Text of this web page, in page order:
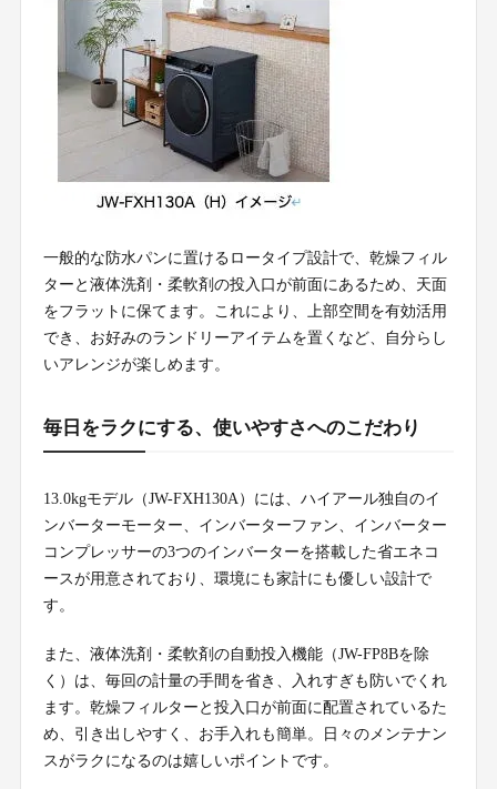
一般的な防水パンに置けるロータイプ設計で、乾燥フィル
ターと液体洗剤・柔軟剤の投入口が前面にあるため、天面
をフラットに保てます。これにより、上部空間を有効活用
でき、お好みのランドリーアイテムを置くなど、自分らし
いアレンジが楽しめます。
毎日をラクにする、使いやすさへのこだわり
13.0kgモデル（JW-FXH130A）には、ハイアール独自のイ
ンバーターモーター、インバーターファン、インバーター
コンプレッサーの3つのインバーターを搭載した省エネコ
ースが用意されており、環境にも家計にも優しい設計で
す。
また、液体洗剤・柔軟剤の自動投入機能（JW-FP8Bを除
く）は、毎回の計量の手間を省き、入れすぎも防いでくれ
ます。乾燥フィルターと投入口が前面に配置されているた
め、引き出しやすく、お手入れも簡単。日々のメンテナン
スがラクになるのは嬉しいポイントです。